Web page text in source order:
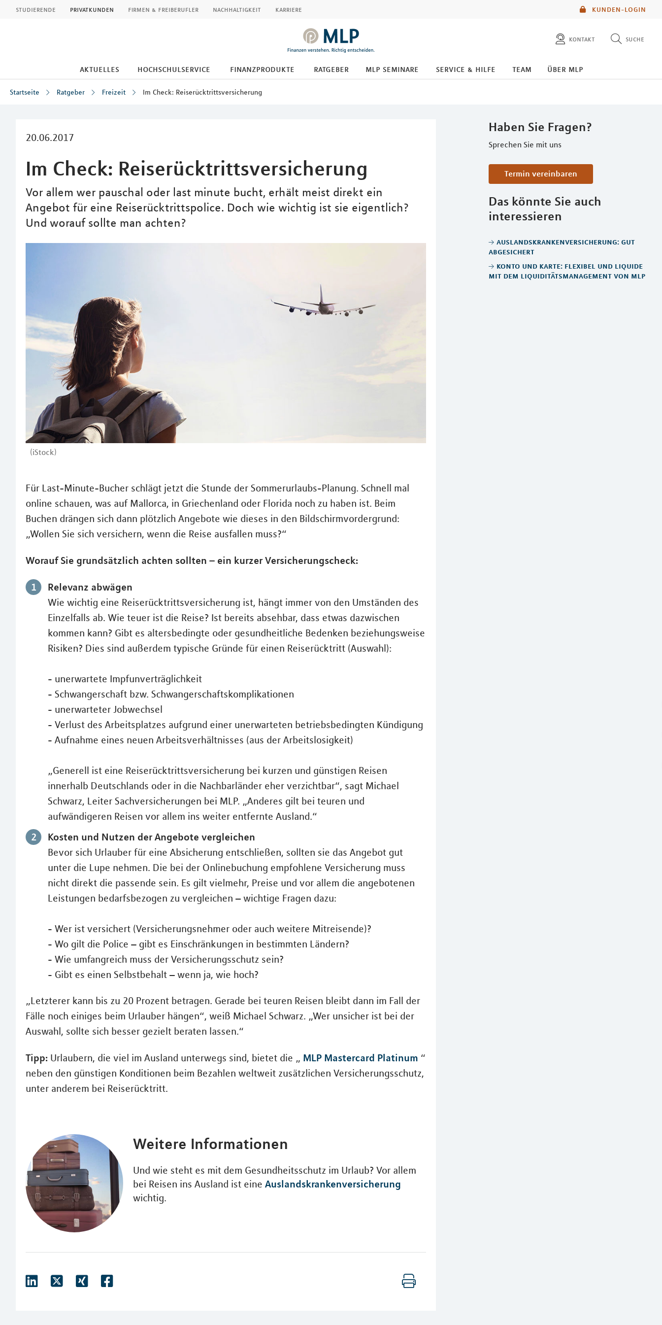
KUNDEN-LOGIN
studierende privatkunden firmen & freiberufler nachhaltigkeit karriere
kontakt suche
diese website durchsuchen
aktuelles hochschulservice finanzprodukte ratgeber mlp seminare service & hilfe team über mlp
Startseite Ratgeber Freizeit Im Check: Reiserücktrittsversicherung
20.06.2017
Im Check: Reiserücktrittsversicherung
Vor allem wer pauschal oder last minute bucht, erhält meist direkt ein
Angebot für eine Reiserücktrittspolice. Doch wie wichtig ist sie eigentlich?
Und worauf sollte man achten?
(iStock)
Haben Sie Fragen?
Sprechen Sie mit uns
Termin vereinbaren
Das könnte Sie auch
interessieren
auslandskrankenversicherung: gut
abgesichert
konto und karte: flexibel und liquide
mit dem liquiditätsmanagement von mlp
Für Last-Minute-Bucher schlägt jetzt die Stunde der Sommerurlaubs-Planung. Schnell mal
online schauen, was auf Mallorca, in Griechenland oder Florida noch zu haben ist. Beim
Buchen drängen sich dann plötzlich Angebote wie dieses in den Bildschirmvordergrund:
„Wollen Sie sich versichern, wenn die Reise ausfallen muss?“
Worauf Sie grundsätzlich achten sollten – ein kurzer Versicherungscheck:
Relevanz abwägen
Wie wichtig eine Reiserücktrittsversicherung ist, hängt immer von den Umständen des
Einzelfalls ab. Wie teuer ist die Reise? Ist bereits absehbar, dass etwas dazwischen
kommen kann? Gibt es altersbedingte oder gesundheitliche Bedenken beziehungsweise
Risiken? Dies sind außerdem typische Gründe für einen Reiserücktritt (Auswahl):
- unerwartete Impfunverträglichkeit
- Schwangerschaft bzw. Schwangerschaftskomplikationen
- unerwarteter Jobwechsel
- Verlust des Arbeitsplatzes aufgrund einer unerwarteten betriebsbedingten Kündigung
- Aufnahme eines neuen Arbeitsverhältnisses (aus der Arbeitslosigkeit)
„Generell ist eine Reiserücktrittsversicherung bei kurzen und günstigen Reisen
innerhalb Deutschlands oder in die Nachbarländer eher verzichtbar“, sagt Michael
Schwarz, Leiter Sachversicherungen bei MLP. „Anderes gilt bei teuren und
aufwändigeren Reisen vor allem ins weiter entfernte Ausland.“
Kosten und Nutzen der Angebote vergleichen
Bevor sich Urlauber für eine Absicherung entschließen, sollten sie das Angebot gut
unter die Lupe nehmen. Die bei der Onlinebuchung empfohlene Versicherung muss
nicht direkt die passende sein. Es gilt vielmehr, Preise und vor allem die angebotenen
Leistungen bedarfsbezogen zu vergleichen – wichtige Fragen dazu:
- Wer ist versichert (Versicherungsnehmer oder auch weitere Mitreisende)?
- Wo gilt die Police – gibt es Einschränkungen in bestimmten Ländern?
- Wie umfangreich muss der Versicherungsschutz sein?
- Gibt es einen Selbstbehalt – wenn ja, wie hoch?
„Letzterer kann bis zu 20 Prozent betragen. Gerade bei teuren Reisen bleibt dann im Fall der
Fälle noch einiges beim Urlauber hängen“, weiß Michael Schwarz. „Wer unsicher ist bei der
Auswahl, sollte sich besser gezielt beraten lassen.“
Tipp: Urlaubern, die viel im Ausland unterwegs sind, bietet die „ MLP Mastercard Platinum “
neben den günstigen Konditionen beim Bezahlen weltweit zusätzlichen Versicherungsschutz,
unter anderem bei Reiserücktritt.
Weitere Informationen
Und wie steht es mit dem Gesundheitsschutz im Urlaub? Vor allem
bei Reisen ins Ausland ist eineAuslandskrankenversicherung
wichtig.